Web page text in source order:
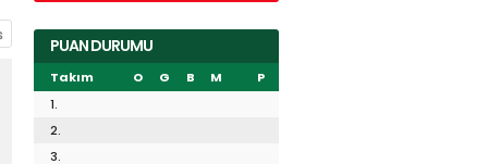
PUAN DURUMU
Takım O G B M
P
1.
2.
3.